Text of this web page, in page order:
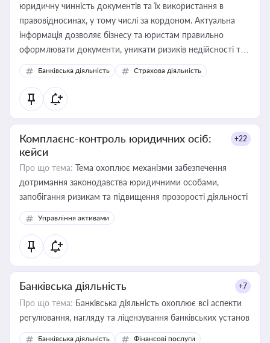
юридичну чинність документів та їх використання в
правовідносинах, у тому числі за кордоном. Актуальна
інформація дозволяє бізнесу та юристам правильно
оформлювати документи, уникати ризиків недійсності та
забезпечувати їх належне прийняття органами влади та
контрагентами
Банківська діяльність Страхова діяльність
Комплаєнс-контроль юридичних осіб:
кейси
+22
Про що тема: Тема охоплює механізми забезпечення
дотримання законодавства юридичними особами,
запобігання ризикам та підвищення прозорості діяльності
Управління активами
Банківська діяльність +7
Про що тема: Банківська діяльність охоплює всі аспекти
регулювання, нагляду та ліцензування банківських установ
Банківська діяльність Фінансові послуги